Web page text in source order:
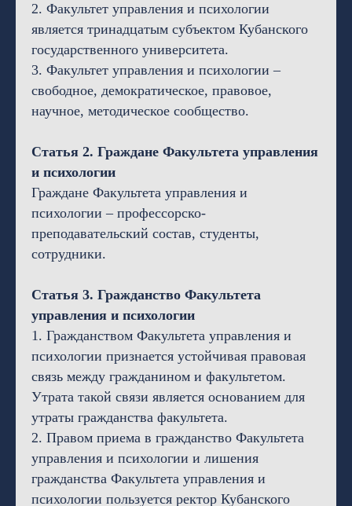
2. Факультет управления и психологии
является тринадцатым субъектом Кубанского
государственного университета.
3. Факультет управления и психологии –
свободное, демократическое, правовое,
научное, методическое сообщество.
Статья 2. Граждане Факультета управления
и психологии
Граждане Факультета управления и
психологии – профессорско-
преподавательский состав, студенты,
сотрудники.
Статья 3. Гражданство Факультета
управления и психологии
1. Гражданством Факультета управления и
психологии признается устойчивая правовая
связь между гражданином и факультетом.
Утрата такой связи является основанием для
утраты гражданства факультета.
2. Правом приема в гражданство Факультета
управления и психологии и лишения
гражданства Факультета управления и
психологии пользуется ректор Кубанского